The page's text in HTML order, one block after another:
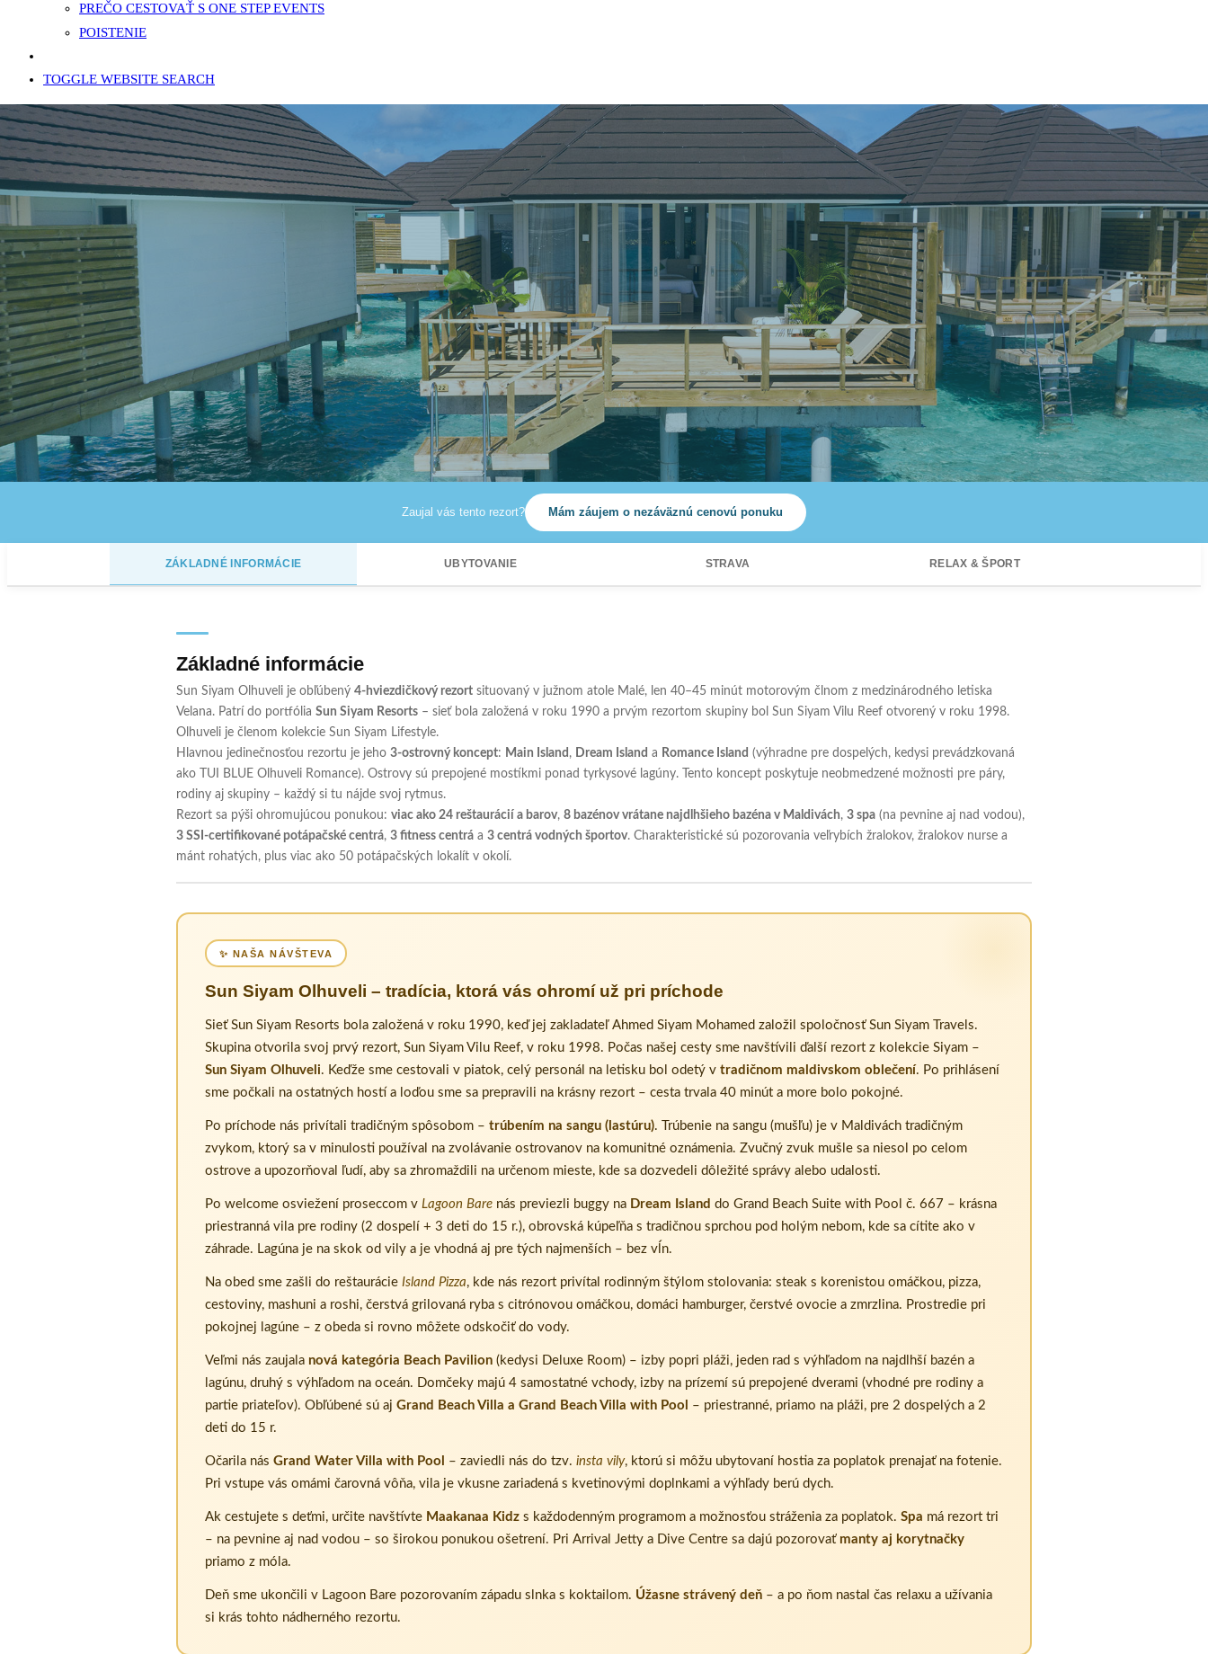
PREČO CESTOVAŤ S ONE STEP EVENTS
POISTENIE
TOGGLE WEBSITE SEARCH
Sun Siyam Olhuveli
📍 Južný atol Malé · 3 ostrovy · Maldivy
Zaujal vás tento rezort? Mám záujem o nezáväznú cenovú ponuku
ZÁKLADNÉ INFORMÁCIE UBYTOVANIE STRAVA RELAX & ŠPORT
Základné informácie
Sun Siyam Olhuveli je obľúbený 4-hviezdičkový rezort situovaný v južnom atole Malé, len 40–45 minút motorovým člnom z medzinárodného letiska
Velana. Patrí do portfólia Sun Siyam Resorts – sieť bola založená v roku 1990 a prvým rezortom skupiny bol Sun Siyam Vilu Reef otvorený v roku 1998.
Olhuveli je členom kolekcie Sun Siyam Lifestyle.
Hlavnou jedinečnosťou rezortu je jeho 3-ostrovný koncept: Main Island , Dream Island a Romance Island (výhradne pre dospelých, kedysi prevádzkovaná
ako TUI BLUE Olhuveli Romance). Ostrovy sú prepojené mostíkmi ponad tyrkysové lagúny. Tento koncept poskytuje neobmedzené možnosti pre páry,
rodiny aj skupiny – každý si tu nájde svoj rytmus.
Rezort sa pýši ohromujúcou ponukou: viac ako 24 reštaurácií a barov, 8 bazénov vrátane najdlhšieho bazéna v Maldivách, 3 spa (na pevnine aj nad vodou),
3 SSI-certifikované potápačské centrá, 3 fitness centrá a 3 centrá vodných športov. Charakteristické sú pozorovania veľrybích žralokov, žralokov nurse a
mánt rohatých, plus viac ako 50 potápačských lokalít v okolí.
✨ NAŠA NÁVŠTEVA
Sun Siyam Olhuveli – tradícia, ktorá vás ohromí už pri príchode
Sieť Sun Siyam Resorts bola založená v roku 1990, keď jej zakladateľ Ahmed Siyam Mohamed založil spoločnosť Sun Siyam Travels.
Skupina otvorila svoj prvý rezort, Sun Siyam Vilu Reef, v roku 1998. Počas našej cesty sme navštívili ďalší rezort z kolekcie Siyam –
Sun Siyam Olhuveli. Keďže sme cestovali v piatok, celý personál na letisku bol odetý v tradičnom maldivskom oblečení. Po prihlásení
sme počkali na ostatných hostí a loďou sme sa prepravili na krásny rezort – cesta trvala 40 minút a more bolo pokojné.
Po príchode nás privítali tradičným spôsobom – trúbením na sangu (lastúru). Trúbenie na sangu (mušľu) je v Maldivách tradičným
zvykom, ktorý sa v minulosti používal na zvolávanie ostrovanov na komunitné oznámenia. Zvučný zvuk mušle sa niesol po celom
ostrove a upozorňoval ľudí, aby sa zhromaždili na určenom mieste, kde sa dozvedeli dôležité správy alebo udalosti.
Po welcome osviežení proseccom v Lagoon Bare nás previezli buggy na Dream Island do Grand Beach Suite with Pool č. 667 – krásna
priestranná vila pre rodiny (2 dospelí + 3 deti do 15 r.), obrovská kúpeľňa s tradičnou sprchou pod holým nebom, kde sa cítite ako v
záhrade. Lagúna je na skok od vily a je vhodná aj pre tých najmenších – bez vĺn.
Na obed sme zašli do reštaurácie Island Pizza, kde nás rezort privítal rodinným štýlom stolovania: steak s korenistou omáčkou, pizza,
cestoviny, mashuni a roshi, čerstvá grilovaná ryba s citrónovou omáčkou, domáci hamburger, čerstvé ovocie a zmrzlina. Prostredie pri
pokojnej lagúne – z obeda si rovno môžete odskočiť do vody.
Veľmi nás zaujala nová kategória Beach Pavilion (kedysi Deluxe Room) – izby popri pláži, jeden rad s výhľadom na najdlhší bazén a
lagúnu, druhý s výhľadom na oceán. Domčeky majú 4 samostatné vchody, izby na prízemí sú prepojené dverami (vhodné pre rodiny a
partie priateľov). Obľúbené sú aj Grand Beach Villa a Grand Beach Villa with Pool
– priestranné, priamo na pláži, pre 2 dospelých a 2
deti do 15 r.
Očarila nás Grand Water Villa with Pool – zaviedli nás do tzv. insta vily, ktorú si môžu ubytovaní hostia za poplatok prenajať na fotenie.
Pri vstupe vás omámi čarovná vôňa, vila je vkusne zariadená s kvetinovými doplnkami a výhľady berú dych.
Ak cestujete s deťmi, určite navštívte Maakanaa Kidz s každodenným programom a možnosťou stráženia za poplatok. Spa má rezort tri
– na pevnine aj nad vodou – so širokou ponukou ošetrení. Pri Arrival Jetty a Dive Centre sa dajú pozorovať manty aj korytnačky
priamo z móla.
Deň sme ukončili v Lagoon Bare pozorovaním západu slnka s koktailom. Úžasne strávený deň – a po ňom nastal čas relaxu a užívania
si krás tohto nádherného rezortu.